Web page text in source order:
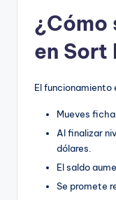
¿Cómo
en Sort
El funcionamiento
Mueves
Al finalizar
dólares.
El saldo
Se promete